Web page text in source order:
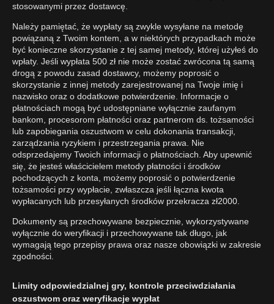
stosowanymi przez dostawcę.
Należy pamiętać, że wypłaty są zwykle wysyłane na metodę
powiązaną z Twoim kontem, a w niektórych przypadkach może
być konieczne skorzystanie z tej samej metody, której użyłeś do
wpłaty. Jeśli wypłata 500 zł nie może zostać zwrócona tą samą
drogą z powodu zasad dostawcy, możemy poprosić o
skorzystanie z innej metody zarejestrowanej na Twoje imię i
nazwisko oraz o dodatkowe potwierdzenie. Informacje o
płatnościach mogą być udostępniane wyłącznie zaufanym
bankom, procesorom płatności oraz partnerom ds. tożsamości
lub zapobiegania oszustwom w celu dokonania transakcji,
zarządzania ryzykiem i przestrzegania prawa. Nie
odsprzedajemy Twoich informacji o płatnościach. Aby upewnić
się, że jesteś właścicielem metody płatności i środków
pochodzących z konta, możemy poprosić o potwierdzenie
tożsamości przy wypłacie, zwłaszcza jeśli łączna kwota
wypłacanych lub przesyłanych środków przekracza zł2000.
Dokumenty są przechowywane bezpiecznie, wykorzystywane
wyłącznie do weryfikacji i przechowywane tak długo, jak
wymagają tego przepisy prawa oraz nasze obowiązki w zakresie
zgodności.
Limity odpowiedzialnej gry, kontrole przeciwdziałania
oszustwom oraz weryfikacje wypłat